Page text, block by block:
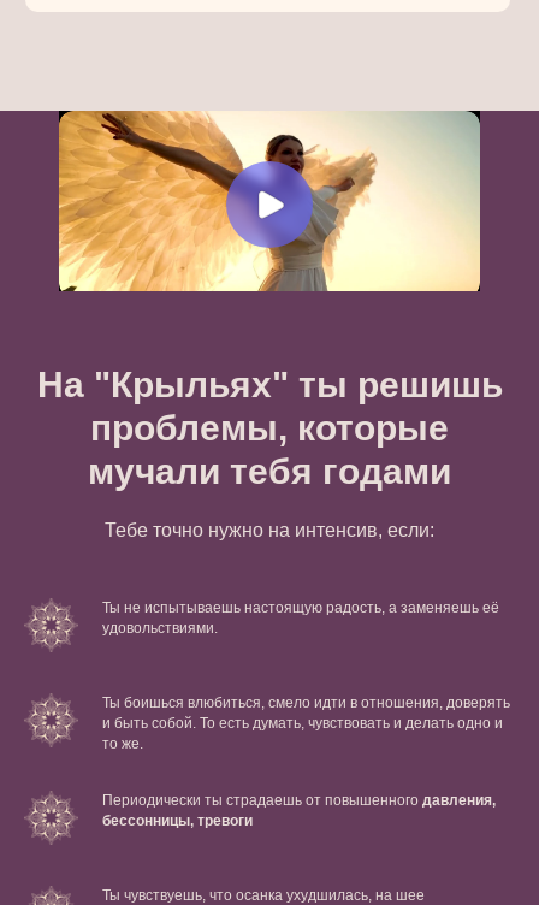
На "Крыльях" ты решишь
проблемы, которые
мучали тебя годами
Тебе точно нужно на интенсив, если:
Ты не испытываешь настоящую радость, а заменяешь её
удовольствиями.
Ты боишься влюбиться, смело идти в отношения, доверять
и быть собой. То есть думать, чувствовать и делать одно и
то же.
Периодически ты страдаешь от повышенного давления,
бессонницы, тревоги
Ты чувствуешь, что осанка ухудшилась, на шее